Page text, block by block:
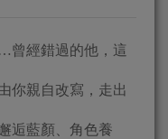
曾經錯過的他，這
你親自改寫，走出
逅藍顏、角色養